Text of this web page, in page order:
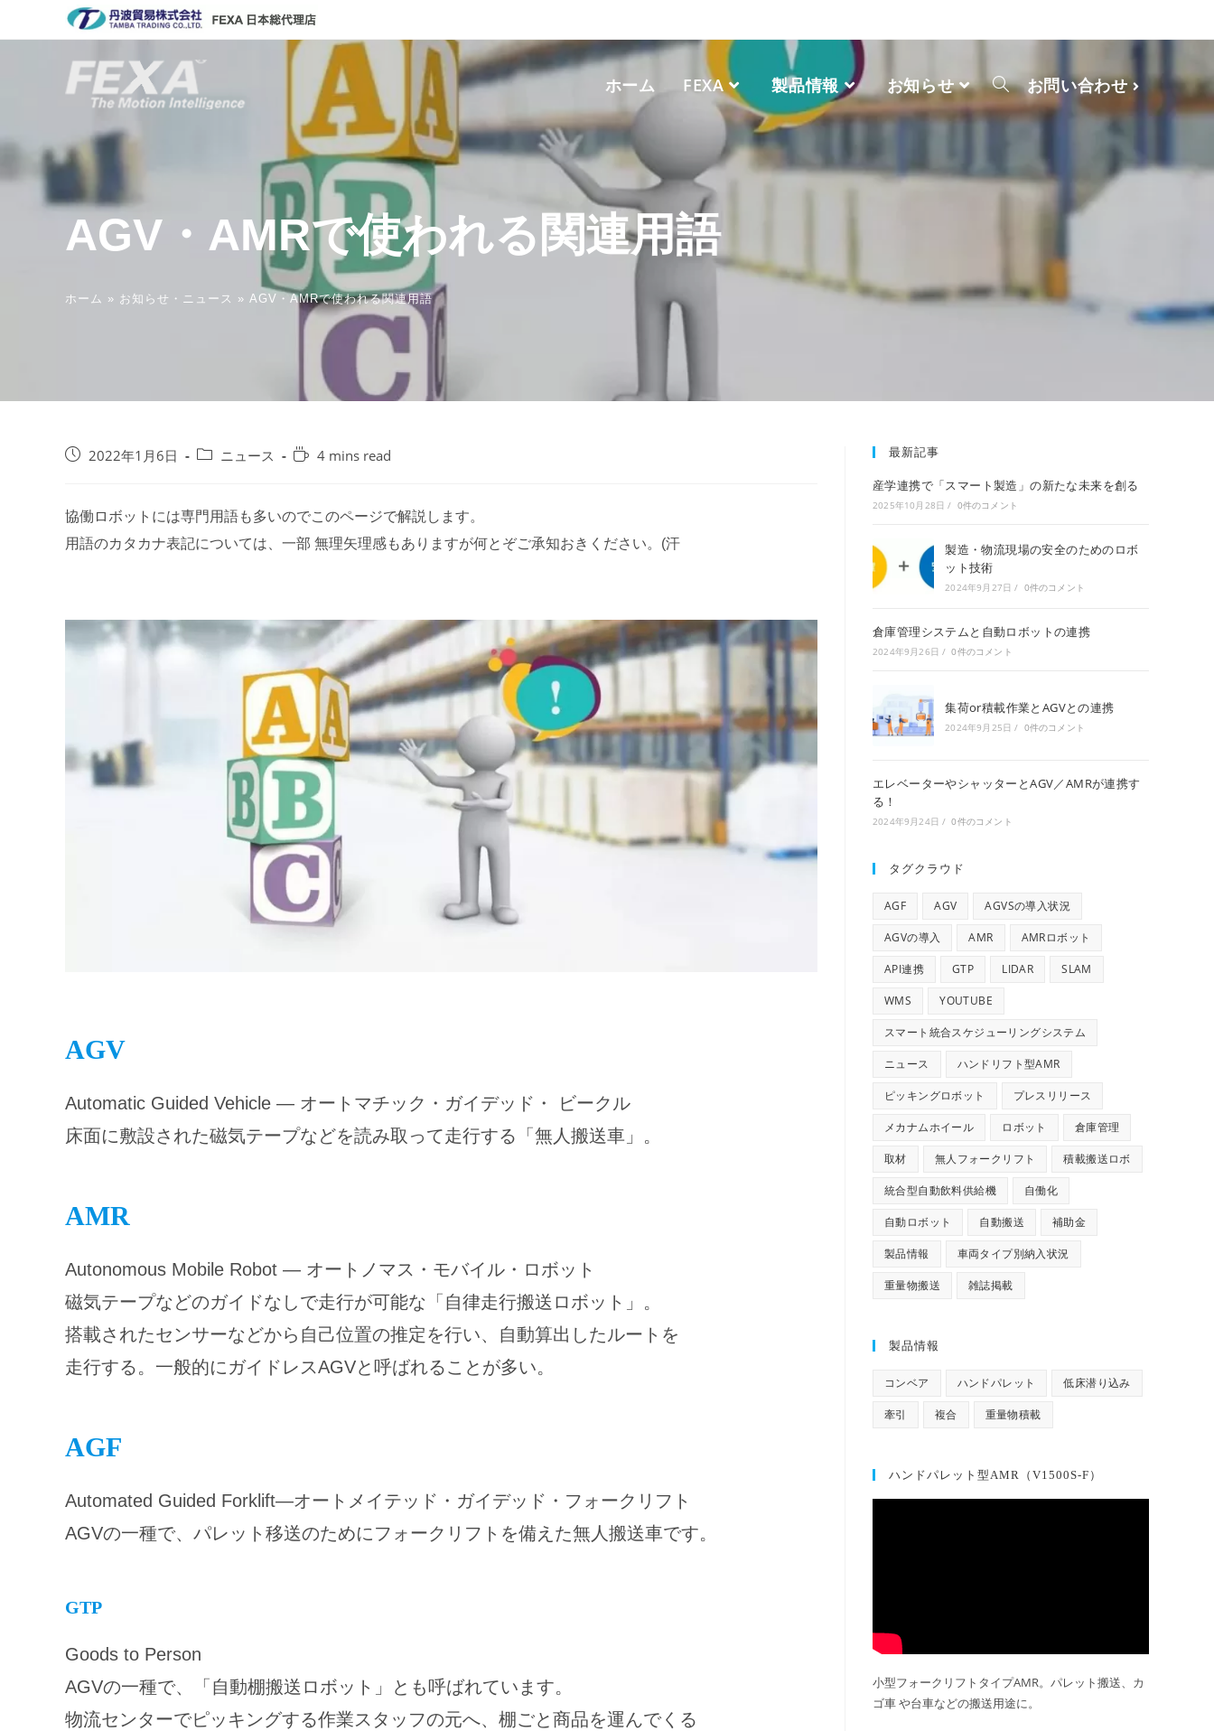
ス
ホーム FEXA 製品情報 お知らせ お問い合わせ
AGV・AMRで使われる関連用語
ホーム » お知らせ・ニュース » AGV・AMRで使われる関連用語
投
開
2022年1月6日
投
テ
リ
ニュース
Reading4 mins read
協働ロボットには専門用語も多いのでこのページで解説します。
用語のカタカナ表記については、一部 無理矢理感もありますが何とぞご承知おきください。(汗
AGV
Automatic Guided Vehicle — オートマチック・ガイデッド・ ビークル
床面に敷設された磁気テープなどを読み取って走行する「無人搬送車」。
AMR
Autonomous Mobile Robot — オートノマス・モバイル・ロボット
磁気テープなどのガイドなしで走行が可能な「自律走行搬送ロボット」。
搭載されたセンサーなどから自己位置の推定を行い、自動算出したルートを
走行する。一般的にガイドレスAGVと呼ばれることが多い。
AGF
Automated Guided Forklift—オートメイテッド・ガイデッド・フォークリフト
AGVの一種で、パレット移送のためにフォークリフトを備えた無人搬送車です。
GTP
Goods to Person
AGVの一種で、「自動棚搬送ロボット」とも呼ばれています。
物流センターでピッキングする作業スタッフの元へ、棚ごと商品を運んでくる
最新記事
産学連携で「スマート製造」の新たな未来を創る
2025年10月28日 / 0件のコメント
製造・物流現場の安全のためのロボ
ット技術
2024年9月27日 / 0件のコメント
倉庫管理システムと自動ロボットの連携
2024年9月26日 / 0件のコメント
集荷or積載作業とAGVとの連携
2024年9月25日 / 0件のコメント
エレベーターやシャッターとAGV／AMRが連携す
る！
2024年9月24日 / 0件のコメント
タグクラウド
AGF AGV AGVSの導入状況
AGVの導入 AMR AMRロボット
API連携 GTP LIDAR SLAM
WMS YOUTUBE
スマート統合スケジューリングシステム
ニュース ハンドリフト型AMR
ピッキングロボット プレスリリース
メカナムホイール ロボット 倉庫管理
取材 無人フォークリフト 積載搬送ロボ
統合型自動飲料供給機 自働化
自動ロボット 自動搬送 補助金
製品情報 車両タイプ別納入状況
重量物搬送 雑誌掲載
製品情報
コンベア ハンドパレット 低床潜り込み
牽引 複合 重量物積載
ハンドパレット型AMR（V1500S-F）
小型フォークリフトタイプAMR。パレット搬送、カ
ゴ車 や台車などの搬送用途に。